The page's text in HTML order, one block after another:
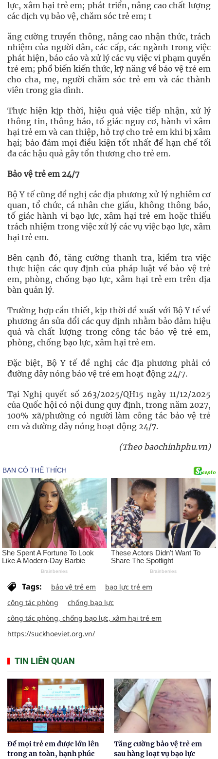
lực, xâm hại trẻ em; phát triển, nâng cao chất lượng
các dịch vụ bảo vệ, chăm sóc trẻ em; t
ăng cường truyền thông, nâng cao nhận thức, trách
nhiệm của người dân, các cấp, các ngành trong việc
phát hiện, báo cáo và xử lý các vụ việc vi phạm quyền
trẻ em; phổ biến kiến thức, kỹ năng về bảo vệ trẻ em
cho cha, mẹ, người chăm sóc trẻ em và các thành
viên trong gia đình.
Thực hiện kịp thời, hiệu quả việc tiếp nhận, xử lý
thông tin, thông báo, tố giác nguy cơ, hành vi xâm
hại trẻ em và can thiệp, hỗ trợ cho trẻ em khi bị xâm
hại; bảo đảm mọi điều kiện tốt nhất để hạn chế tối
đa các hậu quả gây tổn thương cho trẻ em.
Bảo vệ trẻ em 24/7
Bộ Y tế cũng đề nghị các địa phương xử lý nghiêm cơ
quan, tổ chức, cá nhân che giấu, không thông báo,
tố giác hành vi bạo lực, xâm hại trẻ em hoặc thiếu
trách nhiệm trong việc xử lý các vụ việc bạo lực, xâm
hại trẻ em.
Bên cạnh đó, tăng cường thanh tra, kiểm tra việc
thực hiện các quy định của pháp luật về bảo vệ trẻ
em, phòng, chống bạo lực, xâm hại trẻ em trên địa
bàn quản lý.
Trường hợp cần thiết, kịp thời đề xuất với Bộ Y tế về
phương án sửa đổi các quy định nhằm bảo đảm hiệu
quả và chất lượng trong công tác bảo vệ trẻ em,
phòng, chống bạo lực, xâm hại trẻ em.
Đặc biệt, Bộ Y tế đề nghị các địa phương phải có
đường dây nóng bảo vệ trẻ em hoạt động 24/7.
Tại Nghị quyết số 263/2025/QH15 ngày 11/12/2025
của Quốc hội có nội dung quy định, trong năm 2027,
100% xã/phường có người làm công tác bảo vệ trẻ
em và đường dây nóng hoạt động 24/7.
(Theo baochinhphu.vn)
Tags: bảo vệ trẻ em
bạo lực trẻ em
công tác phòng
chống bạo lực
công tác phòng, chống bạo lực, xâm hại trẻ em
https://suckhoeviet.org.vn/
TIN LIÊN QUAN
Để mọi trẻ em được lớn lên
trong an toàn, hạnh phúc
Tăng cường bảo vệ trẻ em
sau hàng loạt vụ bạo lực